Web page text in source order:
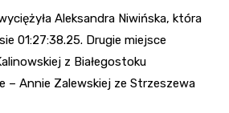
Aleksandra Niwińska, która
01:27:38.25. Drugie miejsce
z Białegostoku
– Annie Zalewskiej ze Strzeszewa